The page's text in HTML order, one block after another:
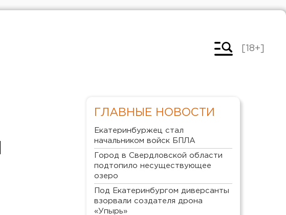
[18+]
ГЛАВНЫЕ НОВОСТИ
Екатеринбуржец стал
начальником войск БПЛА
Город в Свердловской области
подтопило несуществующее
озеро
Под Екатеринбургом диверсанты
взорвали создателя дрона
«Упырь»